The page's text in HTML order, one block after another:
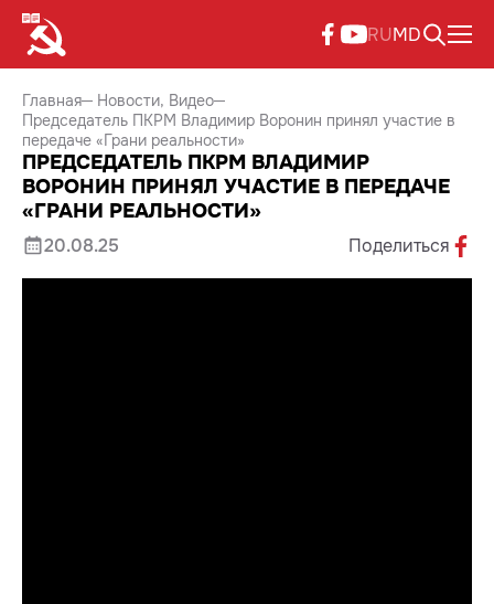
RUMD
Главная Новости Видео
Председатель ПКРМ Владимир Воронин принял участие в
передаче «Грани реальности»
ПРЕДСЕДАТЕЛЬ ПКРМ ВЛАДИМИР
ВОРОНИН ПРИНЯЛ УЧАСТИЕ В ПЕРЕДАЧЕ
«ГРАНИ РЕАЛЬНОСТИ»
20.08.25 Поделиться